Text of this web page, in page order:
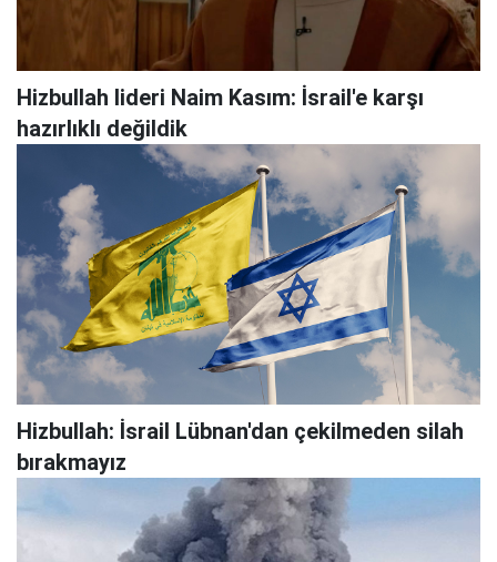
Hizbullah lideri Naim Kasım: İsrail'e karşı
hazırlıklı değildik
Hizbullah: İsrail Lübnan'dan çekilmeden silah
bırakmayız